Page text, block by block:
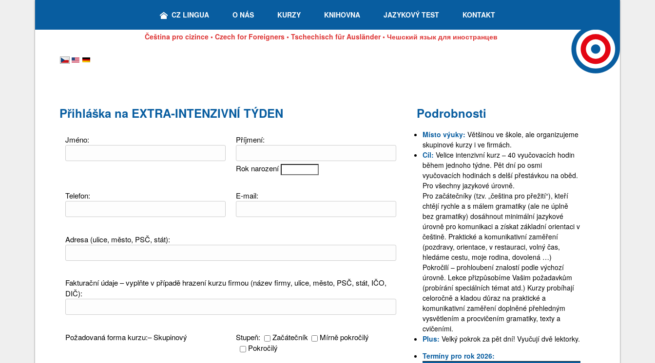
CZ LINGUA O NÁS KURZY KNIHOVNA JAZYKOVÝ TEST KONTAKT
Čeština pro cizince • Czech for Foreigners • Tschechisch für Ausländer • Чешский язык для иностранцев
Přihláška na EXTRA-INTENZIVNÍ TÝDEN
Jméno: Příjmení:
Rok narození
Telefon: E-mail:
Adresa (ulice, město, PSČ, stát):
Fakturační údaje – vyplňte v případě hrazení kurzu firmou (název firmy, ulice, město, PSČ, stát, IČO,
DIČ):
Požadovaná forma kurzu:– Skupinový Stupeň: Začátečník
Mírně pokročilý
Pokročilý
Podrobnosti
Místo výuky: Většinou ve škole, ale organizujeme
skupinové kurzy i ve firmách.
Cíl: Velice intenzivní kurz – 40 vyučovacích hodin
během jednoho týdne. Pět dní po osmi
vyučovacích hodinách s delší přestávkou na oběd.
Pro všechny jazykové úrovně.
Pro začátečníky (tzv. „čeština pro přežití“), kteří
chtějí rychle a s málem gramatiky (ale ne úplně
bez gramatiky) dosáhnout minimální jazykové
úrovně pro komunikaci a získat základní orientaci v
češtině. Praktické a komunikativní zaměření
(pozdravy, orientace, v restauraci, volný čas,
hledáme cestu, moje rodina, dovolená …)
Pokročilí – prohloubení znalostí podle výchozí
úrovně. Lekce přizpůsobíme Vašim požadavkům
(probírání speciálních témat atd.) Kurzy probíhají
celoročně a kladou důraz na praktické a
komunikativní zaměření doplněné přehledným
vysvětlením a procvičením gramatiky, texty a
cvičeními.
Plus: Velký pokrok za pět dní! Vyučují dvě lektorky.
Termíny pro rok 2026: